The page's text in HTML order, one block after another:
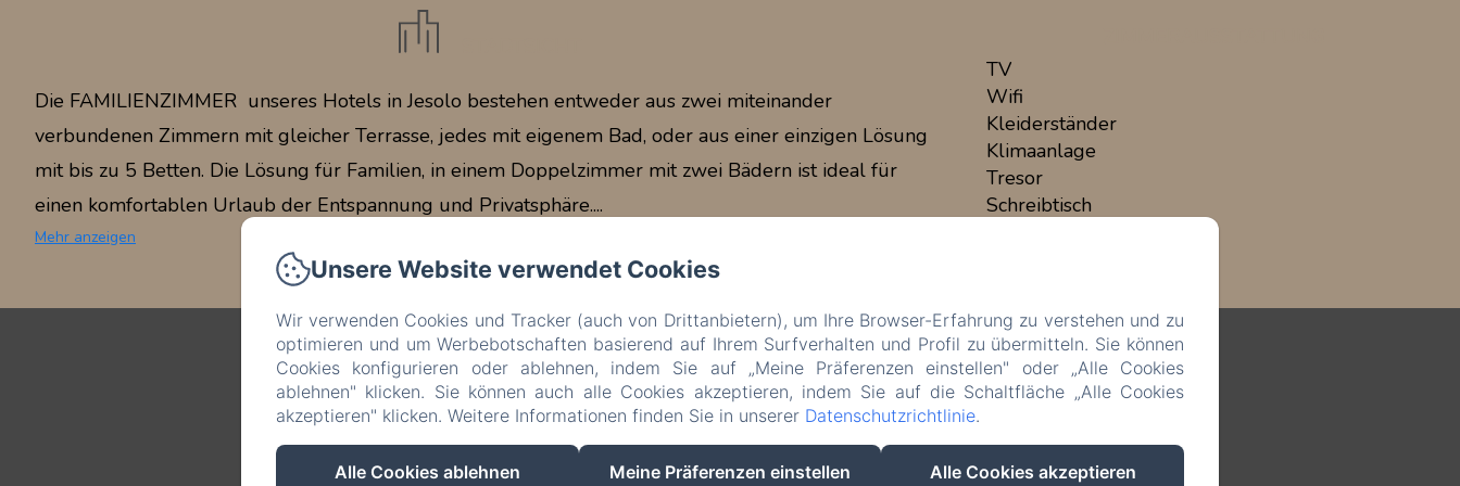
Die FAMILIENZIMMER unseres Hotels in Jesolo bestehen entweder aus zwei miteinander
verbundenen Zimmern mit gleicher Terrasse, jedes mit eigenem Bad, oder aus einer einzigen Lösung
mit bis zu 5 Betten. Die Lösung für Familien, in einem Doppelzimmer mit zwei Bädern ist ideal für
einen komfortablen Urlaub der Entspannung und Privatsphäre....
Mehr anzeigen
TV
Wifi
Kleiderständer
Klimaanlage
Tresor
Schreibtisch
Rechtliche Informationen
VERDI SRL - Via G. Verdi 20, Jesolo (VE), 30016, Italien
info@hotelverdijesolo.com
+390421972421
+390421972421
Unsere Website verwendet Cookies
Wir verwenden Cookies und Tracker (auch von Drittanbietern), um Ihre Browser-Erfahrung zu verstehen und zu
optimieren und um Werbebotschaften basierend auf Ihrem Surfverhalten und Profil zu übermitteln. Sie können
Cookies konfigurieren oder ablehnen, indem Sie auf „Meine Präferenzen einstellen" oder „Alle Cookies
ablehnen" klicken. Sie können auch alle Cookies akzeptieren, indem Sie auf die Schaltfläche „Alle Cookies
akzeptieren" klicken. Weitere Informationen finden Sie in unserer Datenschutzrichtlinie.
Alle Cookies ablehnen Meine Präferenzen einstellen Alle Cookies akzeptieren